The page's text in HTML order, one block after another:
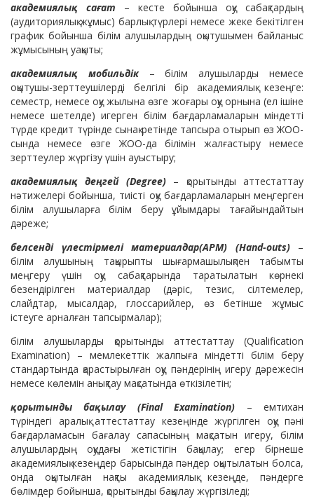
академиялық сағат – кесте бойынша оқу сабақтардың
(аудиториялық жұмыс) барлық түрлері немесе жеке бекітілген
график бойынша білім алушылардың оқытушымен байланыс
жұмысының уақыты;
академиялық мобильдік– білім алушыларды немесе
оқытушы-зерттеушілерді белгілі бір академиялық кезеңге:
семестр, немесе оқу жылына өзге жоғары оқу орнына (ел ішіне
немесе шетелде) игерген білім бағдарламаларын міндетті
түрде кредит түрінде сынақ ретінде тапсыра отырып өз ЖОО-
сында немесе өзге ЖОО-да білімін жалғастыру немесе
зерттеулер жүргізу үшін ауыстыру;
академиялық деңгей (Degree)– қорытынды аттестаттау
нәтижелері бойынша, тиісті оқу бағдарламаларын меңгерген
білім алушыларға білім беру ұйымдары тағайындайтын
дәреже;
белсенді үлестірмелі материалдар(АРМ) (Hand-outs)–
білім алушының тақырыпты шығармашылықпен табымты
меңгеру үшін оқу сабақтарында таратылатын көрнекі
безендірілген материалдар (дәріс, тезис, сілтемелер,
слайдтар, мысалдар, глоссарийлер, өз бетінше жұмыс
істеуге арналған тапсырмалар);
білім алушыларды қорытынды аттестаттау (Qualification
Examination) – мемлекеттік жалпыға міндетті білім беру
стандартында қарастырылған оқу пәндерінің игеру дәрежесін
немесе көлемін анықтау мақсатында өткізілетін;
қорытынды бақылау (Final Examination) – емтихан
түріндегі аралық аттестаттау кезеңінде жүргілген оқу пәні
бағдарламасын бағалау сапасының мақсатын игеру, білім
алушылардың оқудағы жетістігін бақылау; егер бірнеше
академиялық кезеңдер барысында пәндер оқытылатын болса,
онда оқытылған нақты академиялық кезеңде, пәндерге
бөлімдер бойынша, қорытынды бақылау жүргізіледі;